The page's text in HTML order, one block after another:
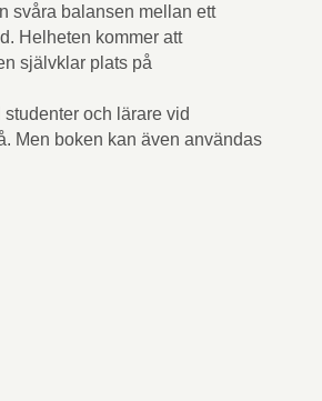
svåra balansen mellan ett
Helheten kommer att
självklar plats på
och lärare vid
Men boken kan även användas